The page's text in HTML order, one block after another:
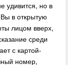
удивится, но в
в открытую
лицом вверх,
среди
с картой-
номер,